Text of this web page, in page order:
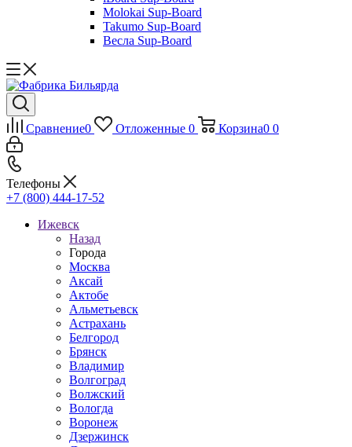
Molokai Sup-Board
Takumo Sup-Board
Весла Sup-Board
Сравнение0 Отложенные 0 Корзина0 0
Телефоны
+7 (800) 444-17-52
Ижевск
Назад
Города
Москва
Аксай
Актобе
Альметьевск
Астрахань
Белгород
Брянск
Владимир
Волгоград
Волжский
Вологда
Воронеж
Дзержинск